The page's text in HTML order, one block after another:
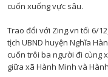
cuốn xuống vực sâu.
Trao đổi với Zing.vn tối 6/
tịch UBND huyện Nghĩa
cuốn trôi ba người đi cùng
giữa xã Hành Minh và